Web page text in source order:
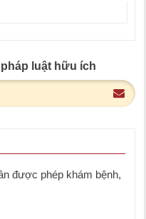
luật hữu ích
được phép khám bệnh,